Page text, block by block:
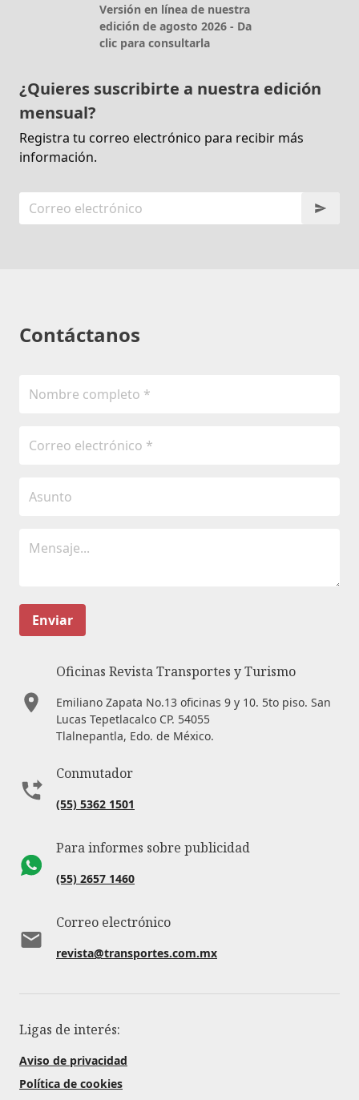
Versión en línea de nuestra
edición de agosto 2026 - Da
clic para consultarla
¿Quieres suscribirte a nuestra edición
mensual?
Registra tu correo electrónico para recibir más
información.
Contáctanos
Enviar
Oficinas Revista Transportes y Turismo
Emiliano Zapata No.13 oficinas 9 y 10. 5to piso. San
Lucas Tepetlacalco CP. 54055
Tlalnepantla, Edo. de México.
Conmutador
(55) 5362 1501
Para informes sobre publicidad
(55) 2657 1460
Correo electrónico
revista@transportes.com.mx
Ligas de interés:
Aviso de privacidad
Política de cookies